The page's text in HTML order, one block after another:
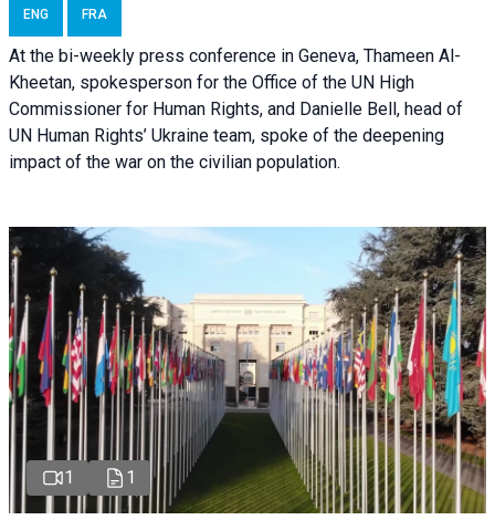
ENG FRA
At the bi-weekly press conference in Geneva, Thameen Al-
Kheetan, spokesperson for the Office of the UN High
Commissioner for Human Rights, and Danielle Bell, head of
UN Human Rights’ Ukraine team, spoke of the deepening
impact of the war on the civilian population.
1 1